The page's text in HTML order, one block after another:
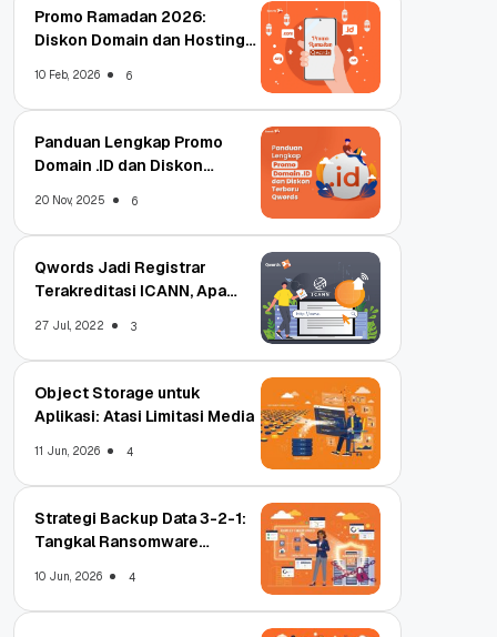
Promo Ramadan 2026:
Diskon Domain dan Hosting
10 Feb, 2026 6
Panduan Lengkap Promo
Domain .ID dan Diskon
20 Nov, 2025 6
Qwords Jadi Registrar
Terakreditasi ICANN, Apa
27 Jul, 2022 3
Object Storage untuk
Aplikasi: Atasi Limitasi Media
11 Jun, 2026 4
Strategi Backup Data 3-2-1:
Tangkal Ransomware
10 Jun, 2026 4